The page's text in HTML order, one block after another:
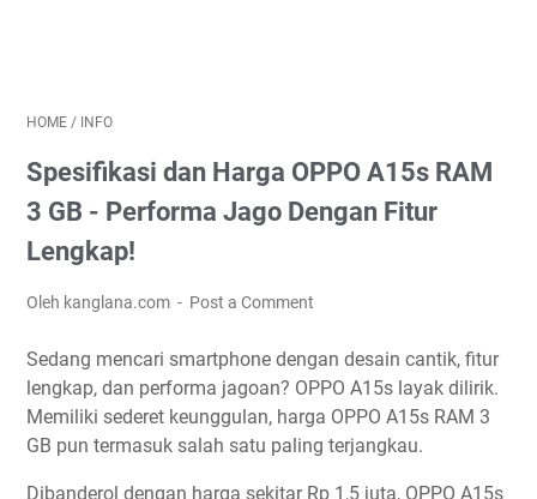
HOME / INFO
Spesifikasi dan Harga OPPO A15s RAM
3 GB - Performa Jago Dengan Fitur
Lengkap!
Oleh kanglana.com Post a Comment
Sedang mencari smartphone dengan desain cantik, fitur
lengkap, dan performa jagoan? OPPO A15s layak dilirik.
Memiliki sederet keunggulan, harga OPPO A15s RAM 3
GB pun termasuk salah satu paling terjangkau.
Dibanderol dengan harga sekitar Rp 1,5 juta, OPPO A15s